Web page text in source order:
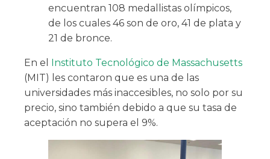
encuentran 108 medallistas olímpicos,
de los cuales 46 son de oro, 41 de plata y
21 de bronce.
En el
Instituto Tecnológico de Massachusetts
(MIT) les contaron que es una de las
universidades más inaccesibles, no solo por su
precio, sino también debido a que su tasa de
aceptación no supera el 9%.